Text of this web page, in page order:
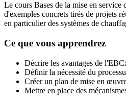
Le cours Bases de la mise en
d'exemples concrets tirés de projets
en particulier des systèmes de
Ce que vous apprendrez
Décrire les avantages de
Définir la nécessité du
Créer un plan de mise en
Mettre en place des